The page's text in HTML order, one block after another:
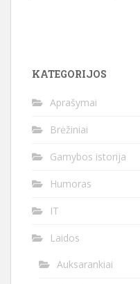
KATEGORIJOS
Aprašymai
Brėžiniai
Gamybos istorija
Humoras
IT
Laidos
Auksarankiai